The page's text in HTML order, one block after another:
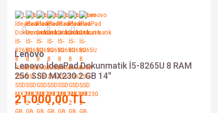
Lenovo
Lenovo İdeaPad Dokunmatik İ5-8265U 8 RAM
256 SSD MX230 2 GB 14''
21.000,00 TL